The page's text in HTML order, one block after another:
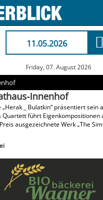
11.05.2026
Friday, 07. August 2026
Innenhof
„Herak _ Bulatkin“ präsentiert sein
Quartett führt
ausgezeichnete Werk „The